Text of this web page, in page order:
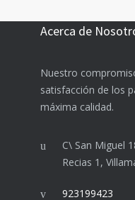
Acerca de
Nuestro
satisfacción de los
máxima calidad.
C\ San Miguel
Recias 1,
923199423